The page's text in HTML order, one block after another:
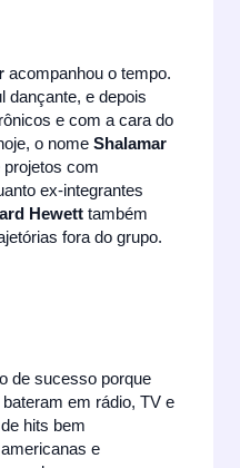
acompanhou o tempo.
dançante, e depois
e com a cara do
o nomeShalamar
projetos com
ex-integrantes
Hewett também
fora do grupo.
de sucesso porque
bateram em rádio, TV e
hits bem
e